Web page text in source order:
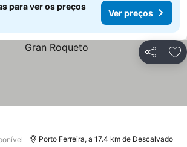
para ver os preços
Ver preços
Partilhar
Porto Ferreira, a 17.4 km de Descalvado